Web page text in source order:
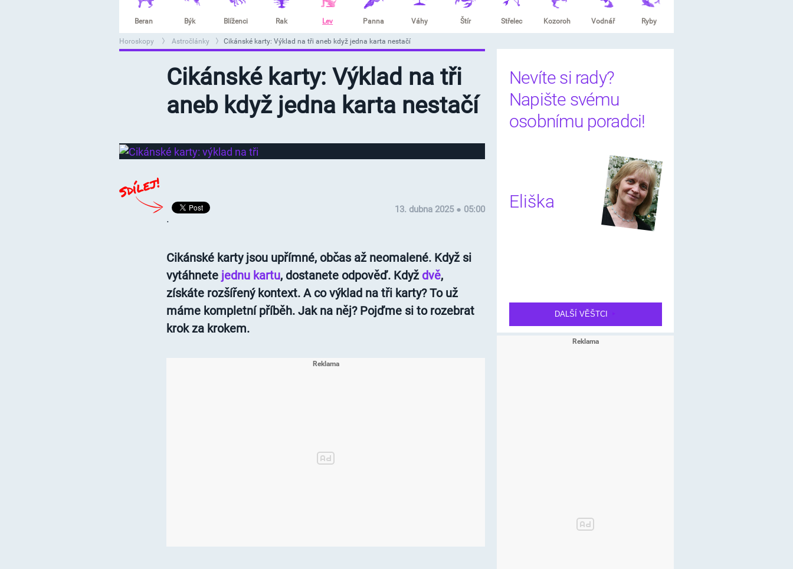
Beran Býk Blíženci Rak Lev Panna Váhy Štír Střelec Kozoroh Vodnář Ryby
Horoskopy Astročlánky Cikánské karty: Výklad na tři aneb když jedna karta nestačí
Cikánské karty: Výklad na tři
aneb když jedna karta nestačí
.
13. dubna 2025 ● 05:00
Cikánské karty jsou upřímné, občas až neomalené. Když si
vytáhnete jednu kartu, dostanete odpověď. Když dvě,
získáte rozšířený kontext. A co výklad na tři karty? To už
máme kompletní příběh. Jak na něj? Pojďme si to rozebrat
krok za krokem.
Nevíte si rady?
Napište svému
osobnímu poradci!
Eliška
DALŠÍ VĚŠTCI